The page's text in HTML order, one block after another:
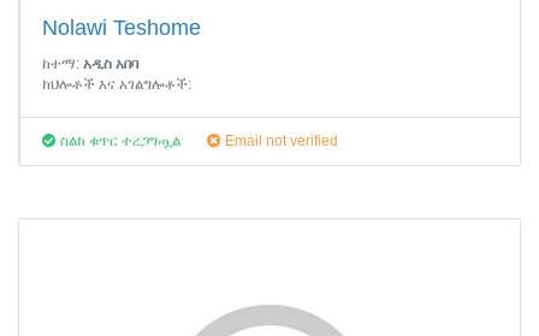
Nolawi Teshome
ከተማ: አዲስ አበባ
ክህሎቶች እና አገልግሎቶች:
ስልክ ቁጥር ተረጋግጧል Email not verified